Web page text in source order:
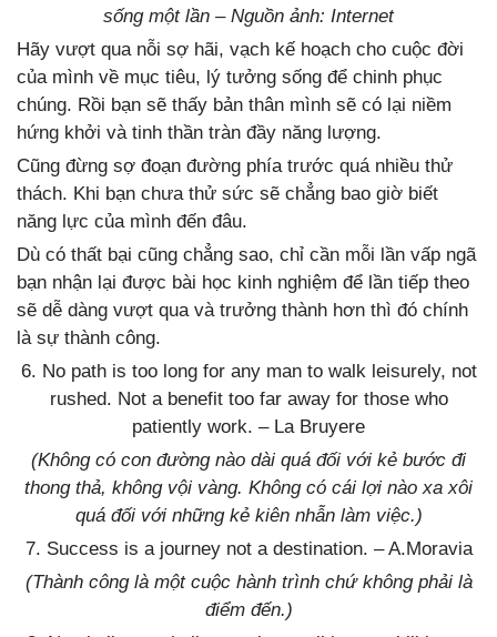
sống một lần – Nguồn ảnh: Internet
Hãy vượt qua nỗi sợ hãi, vạch kế hoạch cho cuộc đời
của mình về mục tiêu, lý tưởng sống để chinh phục
chúng. Rồi bạn sẽ thấy bản thân mình sẽ có lại niềm
hứng khởi và tinh thần tràn đầy năng lượng.
Cũng đừng sợ đoạn đường phía trước quá nhiều thử
thách. Khi bạn chưa thử sức sẽ chẳng bao giờ biết
năng lực của mình đến đâu.
Dù có thất bại cũng chẳng sao, chỉ cần mỗi lần vấp ngã
bạn nhận lại được bài học kinh nghiệm để lần tiếp theo
sẽ dễ dàng vượt qua và trưởng thành hơn thì đó chính
là sự thành công.
6. No path is too long for any man to walk leisurely, not
rushed. Not a benefit too far away for those who
patiently work. – La Bruyere
(Không có con đường nào dài quá đối với kẻ bước đi
thong thả, không vội vàng. Không có cái lợi nào xa xôi
quá đối với những kẻ kiên nhẫn làm việc.)
7. Success is a journey not a destination. – A.Moravia
(Thành công là một cuộc hành trình chứ không phải là
điểm đến.)